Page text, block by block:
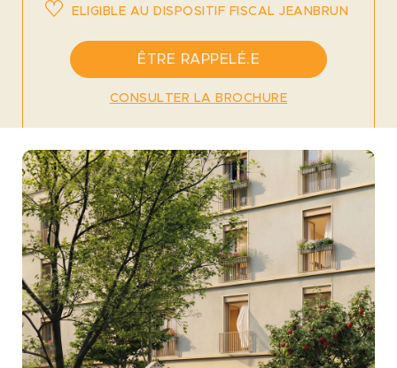
ELIGIBLE AU DISPOSITIF FISCAL JEANBRUN
ÊTRE RAPPELÉ.E
CONSULTER LA BROCHURE